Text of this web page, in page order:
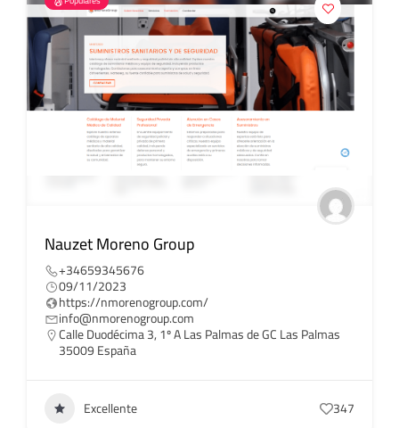
Nauzet Moreno Group
+34659345676
09/11/2023
https://nmorenogroup.com/
info@nmorenogroup.com
Calle Duodécima 3, 1º A Las Palmas de GC Las Palmas
35009 España
Excellente 347